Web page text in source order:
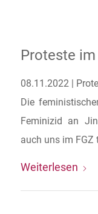
Proteste
08.11.2022 |
Die
Feminizid an
auch uns im FGZ
Weiterlesen